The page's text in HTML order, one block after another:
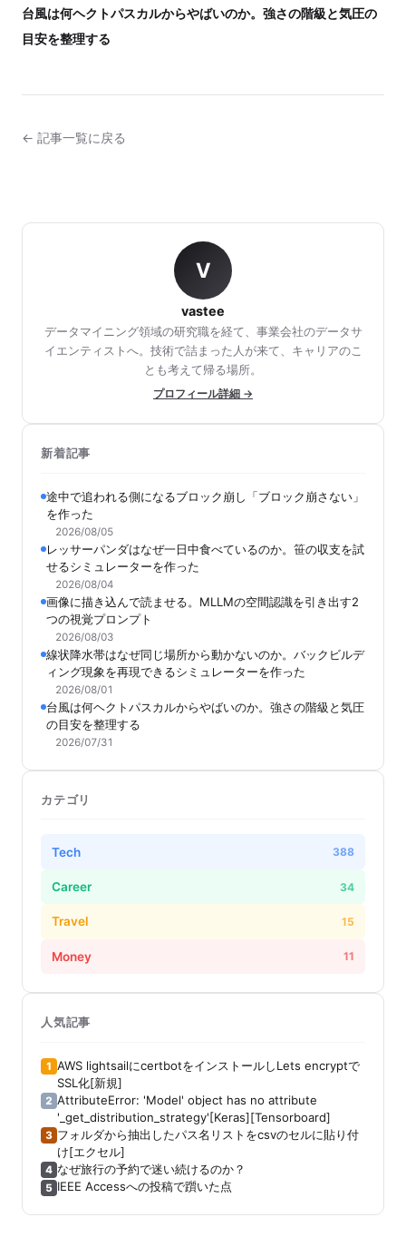
台風は何ヘクトパスカルからやばいのか。強さの階級と気圧の
目安を整理する
← 記事一覧に戻る
V
vastee
データマイニング領域の研究職を経て、事業会社のデータサ
イエンティストへ。技術で詰まった人が来て、キャリアのこ
とも考えて帰る場所。
プロフィール詳細 →
新着記事
途中で追われる側になるブロック崩し「ブロック崩さない」
を作った
2026/08/05
レッサーパンダはなぜ一日中食べているのか。笹の収支を試
せるシミュレーターを作った
2026/08/04
画像に描き込んで読ませる。MLLMの空間認識を引き出す2
つの視覚プロンプト
2026/08/03
線状降水帯はなぜ同じ場所から動かないのか。バックビルデ
ィング現象を再現できるシミュレーターを作った
2026/08/01
台風は何ヘクトパスカルからやばいのか。強さの階級と気圧
の目安を整理する
2026/07/31
カテゴリ
Tech 388
Career 34
Travel 15
Money 11
人気記事
1 AWS lightsailにcertbotをインストールしLets encryptで
SSL化[新規]
2 AttributeError: 'Model' object has no attribute
'_get_distribution_strategy'[Keras][Tensorboard]
3 フォルダから抽出したパス名リストをcsvのセルに貼り付
け[エクセル]
4 なぜ旅行の予約で迷い続けるのか？
5 IEEE Accessへの投稿で躓いた点